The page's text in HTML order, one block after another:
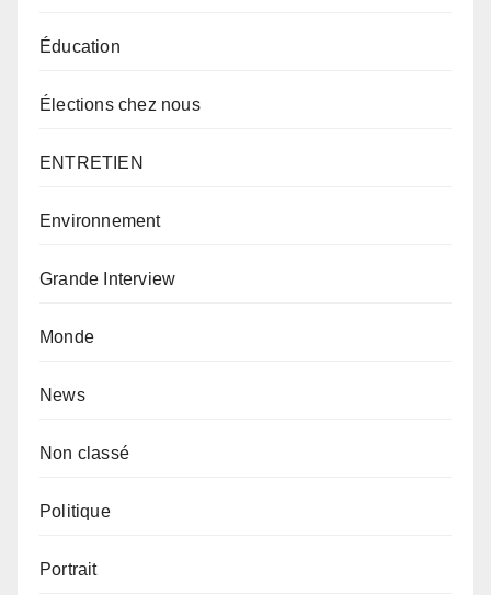
Éducation
Élections chez nous
ENTRETIEN
Environnement
Grande Interview
Monde
News
Non classé
Politique
Portrait